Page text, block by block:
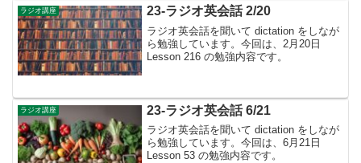
は、may, must, will, can, sh...
ラジオ講座 23-ラジオ英会話 2/20
ラジオ英会話を聞いて dictation をしなが
ら勉強しています。今回は、2月20日
Lesson 216 の勉強内容です。
ラジオ講座 23-ラジオ英会話 6/21
ラジオ英会話を聞いて dictation をしなが
ら勉強しています。今回は、6月21日
Lesson 53 の勉強内容です。